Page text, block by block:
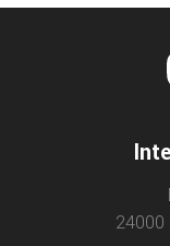
24000